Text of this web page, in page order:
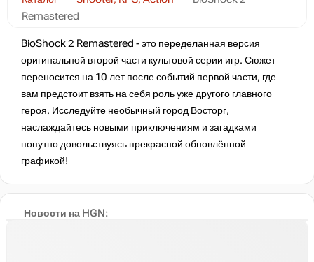
Новости на HGN:
Remastered
BioShock 2 Remastered - это переделанная версия
оригинальной второй части культовой серии игр. Сюжет
переносится на 10 лет после событий первой части, где
вам предстоит взять на себя роль уже другого главного
героя. Исследуйте необычный город Восторг,
наслаждайтесь новыми приключениям и загадками
попутно довольствуясь прекрасной обновлённой
графикой!